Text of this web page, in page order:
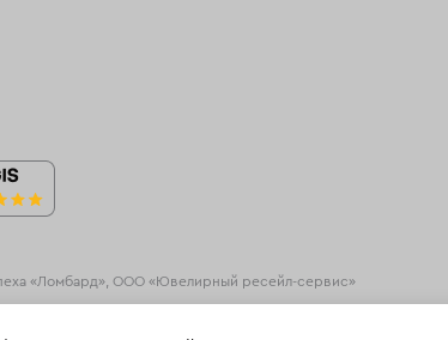
«Ломбард», ООО «Ювелирный ресейл-сервис»
применяются